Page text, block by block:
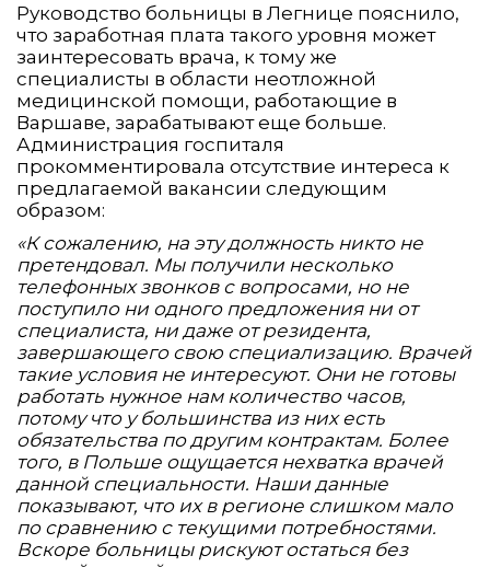
Руководство больницы в Легнице пояснило,
что заработная плата такого уровня может
заинтересовать врача, к тому же
специалисты в области неотложной
медицинской помощи, работающие в
Варшаве, зарабатывают еще больше.
Администрация госпиталя
прокомментировала отсутствие интереса к
предлагаемой вакансии следующим
образом:
«К сожалению, на эту должность никто не
претендовал. Мы получили несколько
телефонных звонков с вопросами, но не
поступило ни одного предложения ни от
специалиста, ни даже от резидента,
завершающего свою специализацию. Врачей
такие условия не интересуют. Они не готовы
работать нужное нам количество часов,
потому что у большинства из них есть
обязательства по другим контрактам. Более
того, в Польше ощущается нехватка врачей
данной специальности. Наши данные
показывают, что их в регионе слишком мало
по сравнению с текущими потребностями.
Вскоре больницы рискуют остаться без